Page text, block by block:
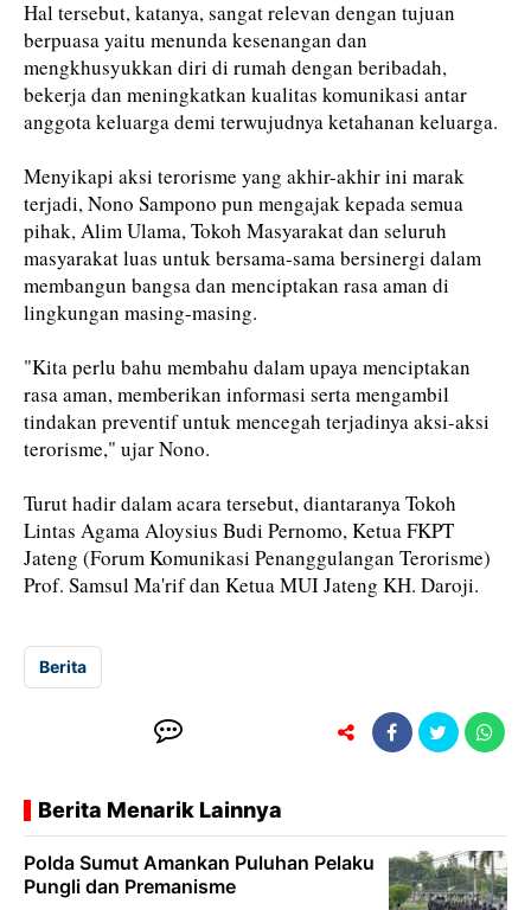
Hal tersebut, katanya, sangat relevan dengan tujuan
berpuasa yaitu menunda kesenangan dan
mengkhusyukkan diri di rumah dengan beribadah,
bekerja dan meningkatkan kualitas komunikasi antar
anggota keluarga demi terwujudnya ketahanan keluarga.
Menyikapi aksi terorisme yang akhir-akhir ini marak
terjadi, Nono Sampono pun mengajak kepada semua
pihak, Alim Ulama, Tokoh Masyarakat dan seluruh
masyarakat luas untuk bersama-sama bersinergi dalam
membangun bangsa dan menciptakan rasa aman di
lingkungan masing-masing.
"Kita perlu bahu membahu dalam upaya menciptakan
rasa aman, memberikan informasi serta mengambil
tindakan preventif untuk mencegah terjadinya aksi-aksi
terorisme," ujar Nono.
Turut hadir dalam acara tersebut, diantaranya Tokoh
Lintas Agama Aloysius Budi Pernomo, Ketua FKPT
Jateng (Forum Komunikasi Penanggulangan Terorisme)
Prof. Samsul Ma'rif dan Ketua MUI Jateng KH. Daroji.
Berita
Berita Menarik Lainnya
Polda Sumut Amankan Puluhan Pelaku
Pungli dan Premanisme